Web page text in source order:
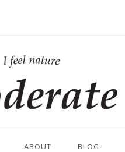
ム
ABOUT BLOG